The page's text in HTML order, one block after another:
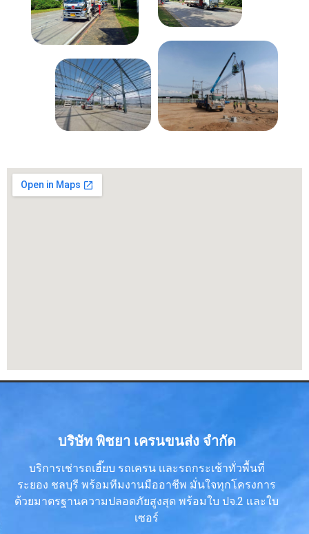
บริษัท พิชยา เครนขนส่ง จำกัด
บริการเช่ารถเฮี๊ยบ รถเครน เเละรถกระเช้าทั่วพื้นที่
ระยอง ชลบุรี พร้อมทีมงานมืออาชีพ มั่นใจทุกโครงการ
ด้วยมาตรฐานความปลอดภัยสูงสุด พร้อมใบ ปจ.2 เเละใบ
เซอร์